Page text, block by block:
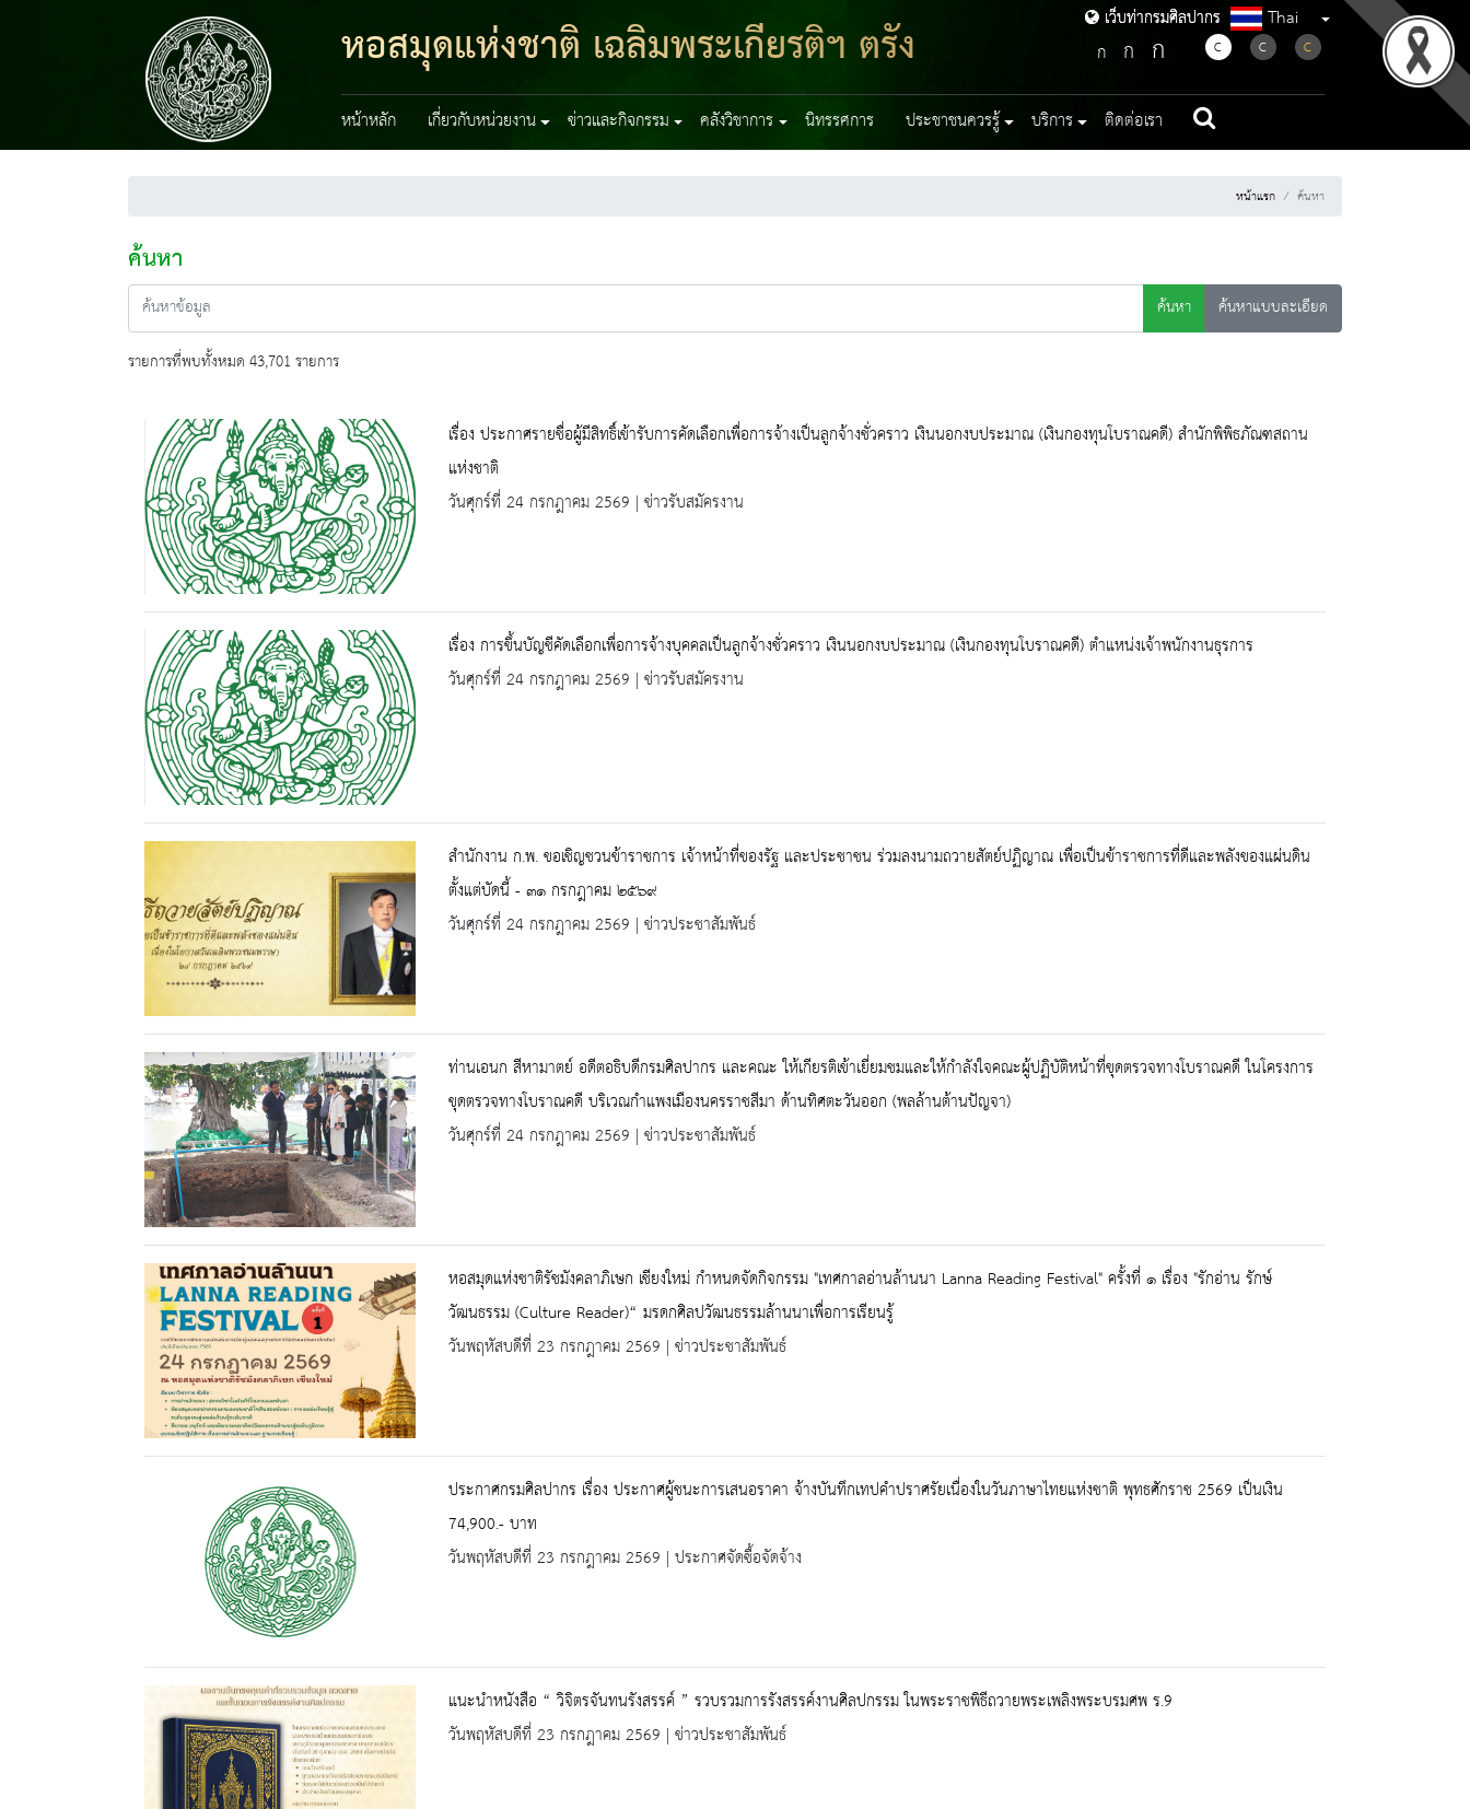
เว็บท่ากรมศิลปากร
หอสมุดแห่งชาติ เฉลิมพระเกียรติฯ ตรัง เว็บท่ากรมศิลปากร Thai
ก ก ก C C C
หน้าหลัก เกี่ยวกับหน่วยงาน ข่าวและกิจกรรม คลังวิชาการ นิทรรศการ ประชาชนควรรู้ บริการ ติดต่อเรา
หน้าแรก ค้นหา
ค้นหา
ค้นหา
ค้นหาแบบละเอียด
รายการที่พบทั้งหมด 43,701 รายการ
เรื่อง ประกาศรายชื่อผู้มีสิทธิ์เข้ารับการคัดเลือกเพื่อการจ้างเป็นลูกจ้างชั่วคราว เงินนอกงบประมาณ (เงินกองทุนโบราณคดี) สำนักพิพิธภัณฑสถาน
แห่งชาติ
วันศุกร์ที่ 24 กรกฎาคม 2569 | ข่าวรับสมัครงาน
เรื่อง การขึ้นบัญชีคัดเลือกเพื่อการจ้างบุคคลเป็นลูกจ้างชั่วคราว เงินนอกงบประมาณ (เงินกองทุนโบราณคดี) ตำแหน่งเจ้าพนักงานธุรการ
วันศุกร์ที่ 24 กรกฎาคม 2569 | ข่าวรับสมัครงาน
สำนักงาน ก.พ. ขอเชิญชวนข้าราชการ เจ้าหน้าที่ของรัฐ และประชาชน ร่วมลงนามถวายสัตย์ปฏิญาณ เพื่อเป็นข้าราชการที่ดีและพลังของแผ่นดิน
ตั้งแต่บัดนี้ - ๓๑ กรกฎาคม ๒๕๖๙
วันศุกร์ที่ 24 กรกฎาคม 2569 | ข่าวประชาสัมพันธ์
ท่านเอนก สีหามาตย์ อดีตอธิบดีกรมศิลปากร และคณะ ให้เกียรติเข้าเยี่ยมชมและให้กำลังใจคณะผู้ปฏิบัติหน้าที่ขุดตรวจทางโบราณคดี ในโครงการ
ขุดตรวจทางโบราณคดี บริเวณกำแพงเมืองนครราชสีมา ด้านทิศตะวันออก (พลล้านต้านปัญจา)
วันศุกร์ที่ 24 กรกฎาคม 2569 | ข่าวประชาสัมพันธ์
หอสมุดแห่งชาติรัชมังคลาภิเษก เชียงใหม่ กำหนดจัดกิจกรรม "เทศกาลอ่านล้านนา Lanna Reading Festival" ครั้งที่ ๑ เรื่อง "รักอ่าน รักษ์
วัฒนธรรม (Culture Reader)“ มรดกศิลปวัฒนธรรมล้านนาเพื่อการเรียนรู้
วันพฤหัสบดีที่ 23 กรกฎาคม 2569 | ข่าวประชาสัมพันธ์
ประกาศกรมศิลปากร เรื่อง ประกาศผู้ชนะการเสนอราคา จ้างบันทึกเทปคำปราศรัยเนื่องในวันภาษาไทยแห่งชาติ พุทธศักราช 2569 เป็นเงิน
74,900.- บาท
วันพฤหัสบดีที่ 23 กรกฎาคม 2569 | ประกาศจัดซื้อจัดจ้าง
แนะนำหนังสือ “ วิจิตรจันทนรังสรรค์ ” รวบรวมการรังสรรค์งานศิลปกรรม ในพระราชพิธีถวายพระเพลิงพระบรมศพ ร.9
วันพฤหัสบดีที่ 23 กรกฎาคม 2569 | ข่าวประชาสัมพันธ์